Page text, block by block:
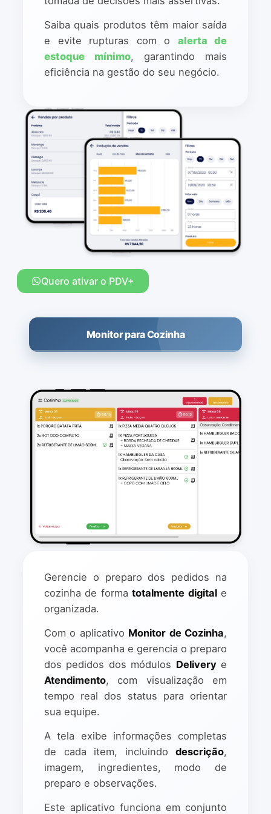
Saiba quais produtos têm maior saída
e evite rupturas com o alerta de
estoque mínimo, garantindo mais
eficiência na gestão do seu negócio.
Quero ativar o PDV+
Monitor para Cozinha
Gerencie o preparo dos pedidos na
cozinha de formatotalmente digitale
organizada.
Com o aplicativo Monitor de Cozinha,
você acompanha e gerencia o preparo
dos pedidos dos módulos Deliverye
Atendimento, com visualização em
tempo real dos status para orientar
sua equipe.
A tela exibe informações completas
de cada item, incluindo descrição,
imagem, ingredientes, modo de
preparo e observações.
Este aplicativo funciona em conjunto